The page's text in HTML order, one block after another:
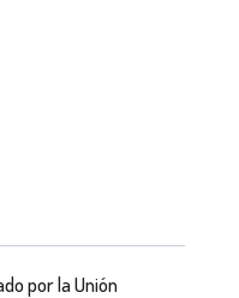
por la Unión